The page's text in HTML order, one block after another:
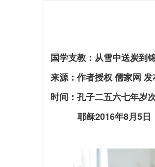
国学支教：从雪中送炭
来源：作者授权 儒家网 发
时间：孔子二五六七年岁
耶稣2016年8月5日